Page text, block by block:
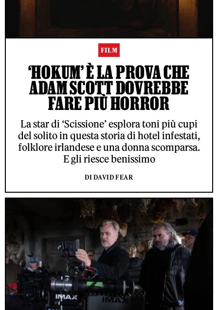
FILM
‘HOKUM’ È LA PROVA CHE
ADAM SCOTT DOVREBBE
FARE PIÙ HORROR
La star di ‘Scissione’ esplora toni più cupi
del solito in questa storia di hotel infestati,
folklore irlandese e una donna scomparsa.
E gli riesce benissimo
DI DAVID FEAR